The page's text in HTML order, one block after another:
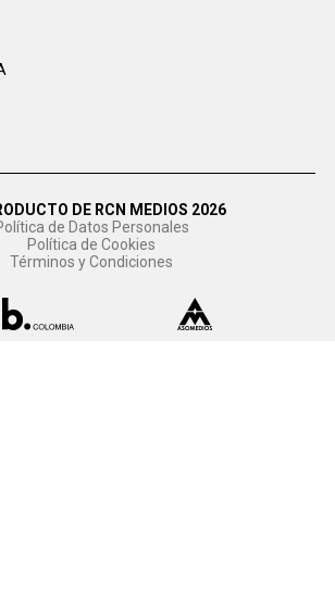
DE RCN MEDIOS 2026
de Datos Personales
Política de Cookies
Términos y Condiciones